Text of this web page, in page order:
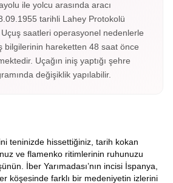
ile yolcu arasında aracı
tarihli Lahey Protokolü
saatleri operasyonel nedenlerle
bilgilerinin hareketten 48 saat önce
Uçağın iniş yaptığı şehre
değişiklik yapılabilir.
teninizde hissettiğiniz, tarih kokan
ve flamenko ritimlerinin ruhunuzu
İber Yarımadası’nın incisi İspanya,
köşesinde farklı bir medeniyetin izlerini